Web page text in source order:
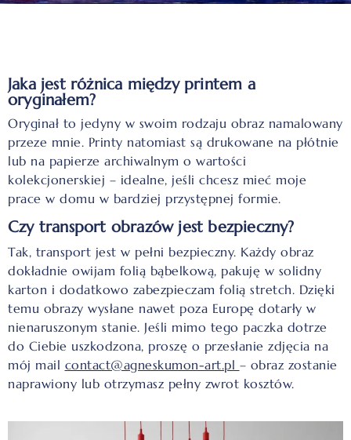
Jaka jest różnica między printem a
oryginałem?
Oryginał to jedyny w swoim rodzaju obraz namalowany
przeze mnie. Printy natomiast są drukowane na płótnie
lub na papierze archiwalnym o wartości
kolekcjonerskiej – idealne, jeśli chcesz mieć moje
prace w domu w bardziej przystępnej formie.
Czy transport obrazów jest bezpieczny?
Tak, transport jest w pełni bezpieczny. Każdy obraz
dokładnie owijam folią bąbelkową, pakuję w solidny
karton i dodatkowo zabezpieczam folią stretch. Dzięki
temu obrazy wysłane nawet poza Europę dotarły w
nienaruszonym stanie. Jeśli mimo tego paczka dotrze
do Ciebie uszkodzona, proszę o przesłanie zdjęcia na
mój mail contact@agneskumon-art.pl – obraz zostanie
naprawiony lub otrzymasz pełny zwrot kosztów.